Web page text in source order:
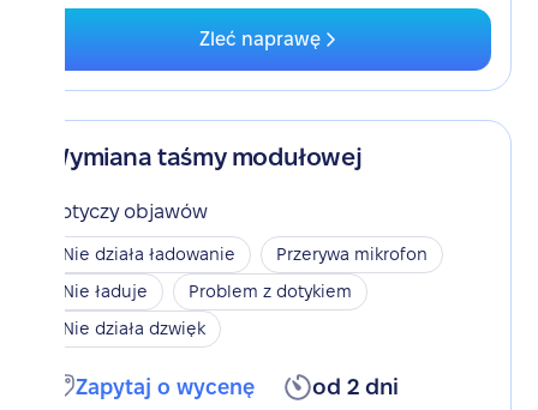
Zleć naprawę
Wymiana taśmy modułowej
Dotyczy objawów
Nie działa ładowanie
Przerywa mikrofon
Nie ładuje
Problem z dotykiem
Nie działa dzwięk
Zapytaj o wycenę od 2 dni